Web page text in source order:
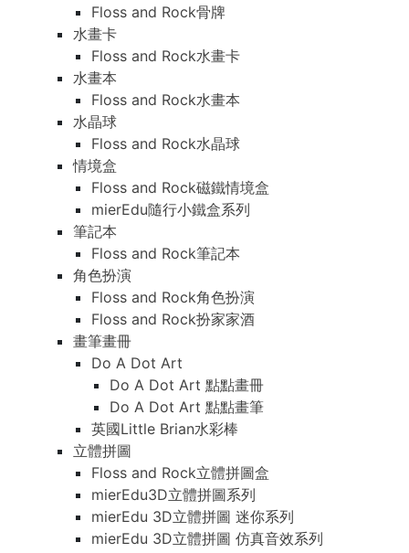
Floss and Rock骨牌
水畫卡
Floss and Rock水畫卡
水畫本
Floss and Rock水畫本
水晶球
Floss and Rock水晶球
情境盒
Floss and Rock磁鐵情境盒
mierEdu隨行小鐵盒系列
筆記本
Floss and Rock筆記本
角色扮演
Floss and Rock角色扮演
Floss and Rock扮家家酒
畫筆畫冊
Do A Dot Art
Do A Dot Art 點點畫冊
Do A Dot Art 點點畫筆
英國Little Brian水彩棒
立體拼圖
Floss and Rock立體拼圖盒
mierEdu3D立體拼圖系列
mierEdu 3D立體拼圖 迷你系列
mierEdu 3D立體拼圖 仿真音效系列